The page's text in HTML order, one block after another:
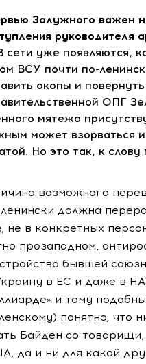
Залужного важен
сети уже появляются,
ВСУ почти по-
окопы и
ОПГ
мятежа
может взорваться
Но это так, к слову
возможного
должна
не в конкретных
прозападном,
бывшей
в ЕС и даже в
и тому
понятно, что
Байден со
да и ни для какой